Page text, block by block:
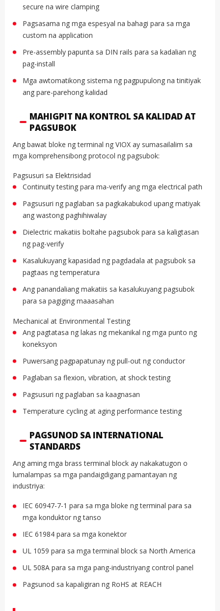
secure na wire clamping
Pagsasama ng mga espesyal na bahagi para sa mga
custom na application
Pre-assembly papunta sa DIN rails para sa kadalian ng
pag-install
Mga awtomatikong sistema ng pagpupulong na tinitiyak
ang pare-parehong kalidad
MAHIGPIT NA KONTROL SA KALIDAD AT
PAGSUBOK
Ang bawat bloke ng terminal ng VIOX ay sumasailalim sa
mga komprehensibong protocol ng pagsubok:
Pagsusuri sa Elektrisidad
Continuity testing para ma-verify ang mga electrical path
Pagsusuri ng paglaban sa pagkakabukod upang matiyak
ang wastong paghihiwalay
Dielectric makatiis boltahe pagsubok para sa kaligtasan
ng pag-verify
Kasalukuyang kapasidad ng pagdadala at pagsubok sa
pagtaas ng temperatura
Ang panandaliang makatiis sa kasalukuyang pagsubok
para sa pagiging maaasahan
Mechanical at Environmental Testing
Ang pagtatasa ng lakas ng mekanikal ng mga punto ng
koneksyon
Puwersang pagpapatunay ng pull-out ng conductor
Paglaban sa flexion, vibration, at shock testing
Pagsusuri ng paglaban sa kaagnasan
Temperature cycling at aging performance testing
PAGSUNOD SA INTERNATIONAL
STANDARDS
Ang aming mga brass terminal block ay nakakatugon o
lumalampas sa mga pandaigdigang pamantayan ng
industriya:
IEC 60947-7-1 para sa mga bloke ng terminal para sa
mga konduktor ng tanso
IEC 61984 para sa mga konektor
UL 1059 para sa mga terminal block sa North America
UL 508A para sa mga pang-industriyang control panel
Pagsunod sa kapaligiran ng RoHS at REACH